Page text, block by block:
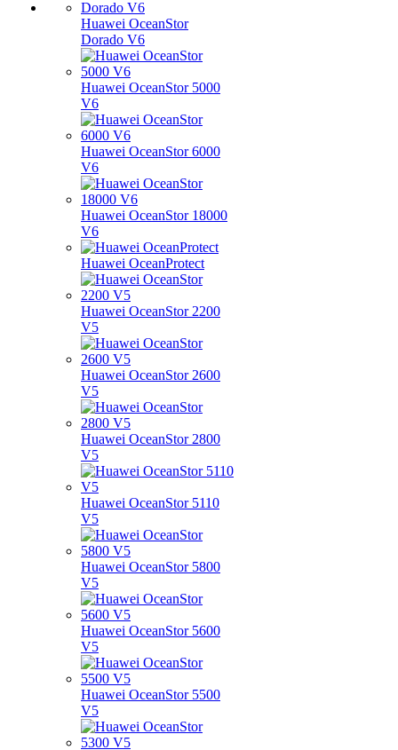
Huawei OceanStor
Dorado V6
Huawei OceanStor 5000
V6
Huawei OceanStor 6000
V6
Huawei OceanStor 18000
V6
Huawei OceanProtect
Huawei OceanStor 2200
V5
Huawei OceanStor 2600
V5
Huawei OceanStor 2800
V5
Huawei OceanStor 5110
V5
Huawei OceanStor 5800
V5
Huawei OceanStor 5600
V5
Huawei OceanStor 5500
V5